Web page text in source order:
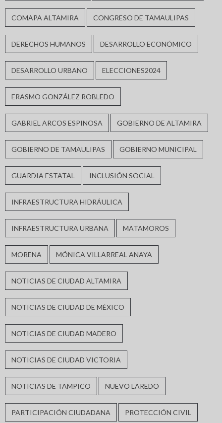
COMAPA ALTAMIRA CONGRESO DE TAMAULIPAS
DERECHOS HUMANOS DESARROLLO ECONÓMICO
DESARROLLO URBANO ELECCIONES2024
ERASMO GONZÁLEZ ROBLEDO
GABRIEL ARCOS ESPINOSA GOBIERNO DE ALTAMIRA
GOBIERNO DE TAMAULIPAS GOBIERNO MUNICIPAL
GUARDIA ESTATAL INCLUSIÓN SOCIAL
INFRAESTRUCTURA HIDRÁULICA
INFRAESTRUCTURA URBANA MATAMOROS
MORENA MÓNICA VILLARREAL ANAYA
NOTICIAS DE CIUDAD ALTAMIRA
NOTICIAS DE CIUDAD DE MÉXICO
NOTICIAS DE CIUDAD MADERO
NOTICIAS DE CIUDAD VICTORIA
NOTICIAS DE TAMPICO NUEVO LAREDO
PARTICIPACIÓN CIUDADANA PROTECCIÓN CIVIL